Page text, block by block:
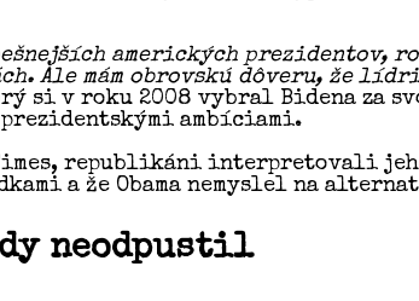
amerických prezidentov,
Ale mám obrovskú dôveru, že
si v roku 2008 vybral Bidena za
ambíciami.
republikáni interpretovali
a že Obama nemyslel na
neodpustil